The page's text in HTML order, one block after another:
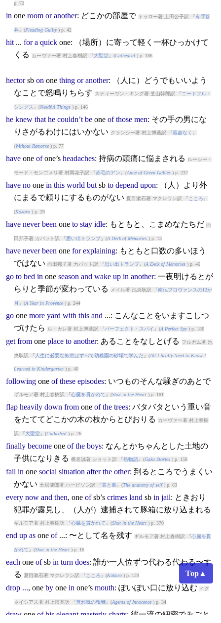
Top▲
p. 72
in one room or another: どこかの部屋で トゥロー著 上田公子訳 『有罪答
弁』(Pleading Guilty) p. 42
hit... for a quick one: （場所）に寄って軽く一杯ひっかけて
くる
カーヴァー著 村上春樹訳 『大聖堂』(Cathedral) p. 186
hectorsb on one thing or another: （人に）どうでもいいよう
なことで怒鳴りちらす
スティーヴン・キング著 芝山幹郎訳 『 ニードフル・
シングス 』(Needful Things) p. 146
he knew that he couldn’t be one of those men: その手の男にな
りさがるわけにはいかない クランシー著 村上博基訳 『容赦なく 』
(Without Remorse) p. 77
have one of one’s headaches: 持病の頭痛に悩まされる ルーシー・
モード・モンゴメリ著 村岡花子訳 『赤毛のアン 』(Anne of Green Gables) p. 237
have no one in this world butsb to depend upon: （人）より外
にまるで頼りにするものがない 夏目漱石著 マクレラン訳 『 こころ 』
(Kokoro) p. 29
have never been one to stay idle: もともと、こまめなたちだ 向
田邦子著 カバット訳 『思い出トランプ』(A Deck of Memories) p. 13
have never been one for explaining: もともと口数の多いほう
ではない 向田邦子著 カバット訳 『思い出トランプ』(A Deck of Memories) p. 46
go to bed in one season and wake up in another: 一夜明けるとが
らりと季節が変わっている
メイル著 池央耿訳 『南仏プロヴァンスの12か
月 』(A Year in Provence) p. 244
go one more yard with this and ...: こんなことをいますこしつ
づけたら
ル・カレ著 村上博基訳 『パーフェクト・スパイ 』(A Perfect Spy) p. 186
get from one place to another: あることをなしとげる フルガム著 池
央耿訳 『 人生に必要な知恵はすべて幼稚園の砂場で学んだ』(All I Really Need to Know I
Learned in Kindergarten) p. 40
following one of these episodes: いつものそんな騒ぎのあとで
ギルモア著 村上春樹訳 『心臓を貫かれて 』(Shot in the Heart) p. 181
flap heavily down from one of the trees: バタバタという重い音
をたててどこかの木の枝からとびおりる
カーヴァー著 村上春樹
訳 『大聖堂』(Cathedral) p. 26
finally become one of the boys: なんとかちゃんとした土地の
子供になりきる 椎名誠著 ショット訳 『岳物語』(Gaku Stories) p. 158
fail in one social situation after the other: 到るところでうまくい
かない 土居健郎著 ハービソン訳 『表と裏』(The anatomy of self) p. 63
every now and then, one ofsb’s crimes land sb in jail: ときおり
犯罪が露見し、（人が）逮捕されて豚箱に放り込まれる
ギルモア著 村上春樹訳 『心臓を貫かれて 』(Shot in the Heart) p. 370
end up as one of...: 〜として名を残す ギルモア著 村上春樹訳 『心臓を貫
かれて 』(Shot in the Heart) p. 16
each one ofsb in turn does: 誰か一人位ずつ代わる代わる〜す
る
夏目漱石著 マクレラン訳 『 こころ 』(Kokoro) p. 129
drop ..., one by one in one’s mouth: ぽいぽい口に放り込む イグ
ネイシアス著 村上博基訳 『無邪気の報酬 』(Agents of Innocence) p. 34
draw one of his elegant masterly charts: 彼一流の細密でみごと